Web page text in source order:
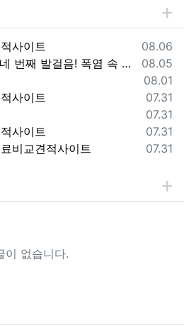
등록일
08.06
사이트
등록일
08.05
폭염 속 가장 먼저 찾아간 따뜻한 안부
등록일
08.01
등록일
07.31
사이트
등록일
07.31
등록일
07.31
사이트
등록일
07.31
비교견적사이트
이 없습니다.